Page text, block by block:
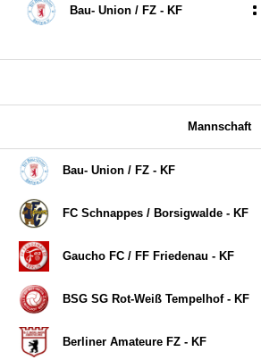
Bau- Union /​ FZ - KF :
Mannschaft
Bau- Union /​ FZ - KF
FC Schnappes /​ Borsigwalde - KF
Gaucho FC /​ FF Friedenau - KF
BSG SG Rot-Weiß Tempelhof - KF
Berliner Amateure FZ - KF